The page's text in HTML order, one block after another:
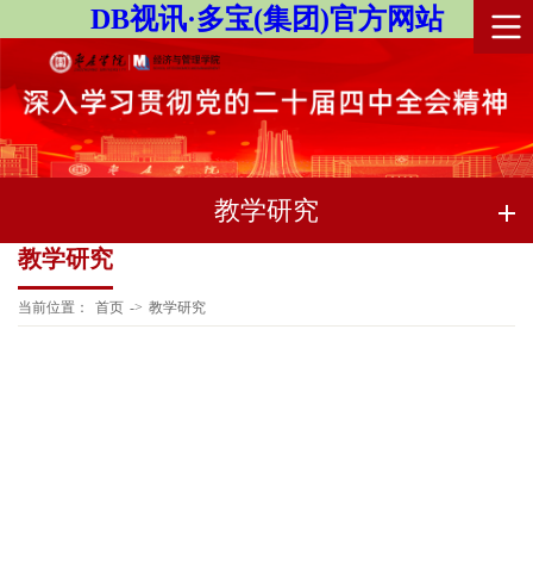
DB视讯·多宝(集团)官方网站
教学研究
教学研究
当前位置： 首页 -> 教学研究